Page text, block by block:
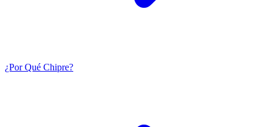
¿Por Qué Chipre?